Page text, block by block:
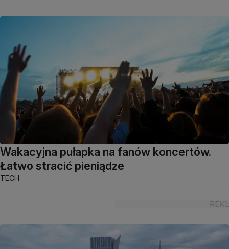
Wakacyjna pułapka na fanów koncertów.
Łatwo stracić pieniądze
TECH